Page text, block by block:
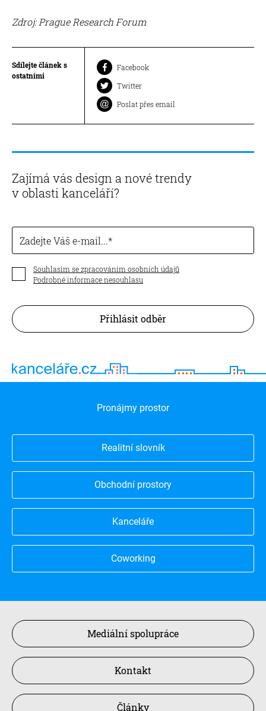
Zdroj: Prague Research Forum
Sdílejte článek s
ostatními
Facebook
Twitter
Poslat přes email
Zajímá vás design a nové trendy
v oblasti kanceláří?
Zadejte Váš e-mail...
Souhlasím se zpracováním osobních údajů
Podrobné informace nesouhlasu
Přihlásit odběr
Pronájmy prostor
Realitní slovník
Obchodní prostory
Kanceláře
Coworking
Mediální spolupráce
Kontakt
Články